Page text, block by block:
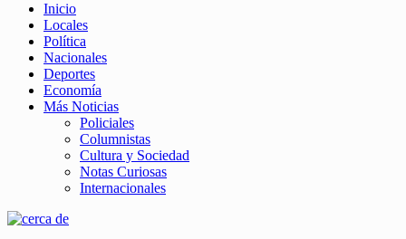
Inicio
Locales
Política
Nacionales
Deportes
Economía
Más Noticias
Policiales
Columnistas
Cultura y Sociedad
Notas Curiosas
Internacionales